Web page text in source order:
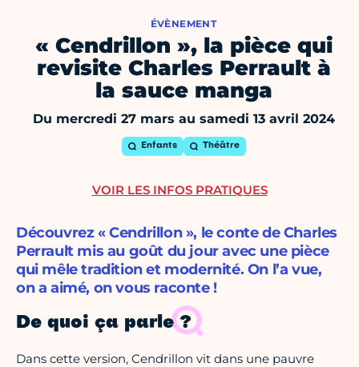
ÉVÈNEMENT
« Cendrillon », la pièce qui
revisite Charles Perrault à
la sauce manga
Du mercredi 27 mars au samedi 13 avril 2024
Enfants Théâtre
Découvrez « Cendrillon », le conte de Charles
Perrault mis au goût du jour avec une pièce
qui mêle tradition et modernité. On l’a vue,
on a aimé, on vous raconte !
De quoi ça parle ?
Dans cette version, Cendrillon vit dans une pauvre
VOIR LES INFOS PRATIQUES